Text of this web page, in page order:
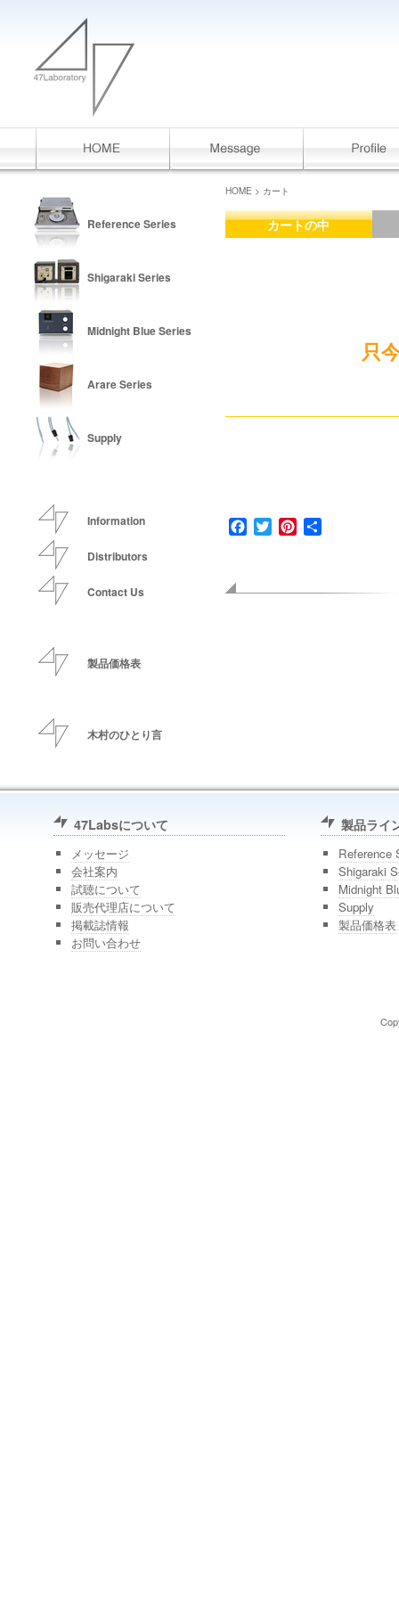
HOME > カート
カートの中
只
Facebook
TwitterPinterest
共
Reference Series
Shigaraki Series
Midnight Blue Series
Arare Series
Supply
Information
Distributors
Contact Us
製品価格表
木村のひとり言
47Labsについて
メッセージ
会社案内
試聴について
販売代理店について
掲載誌情報
お問い合わせ
製品ライ
Reference
Shigaraki
Midnight
Supply
製品価格表